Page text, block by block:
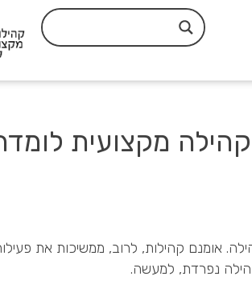
מקצועית
אומנם קהילות, לרוב, ממשיכות את
נפרדת, למעשה.